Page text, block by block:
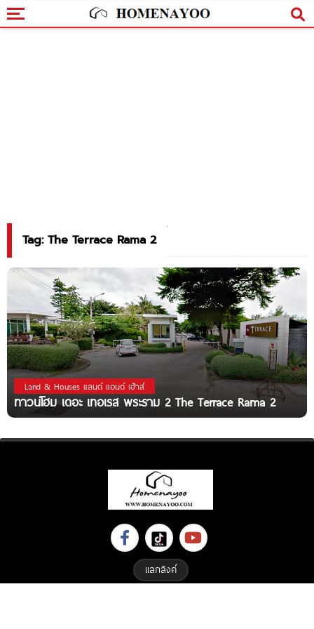
Tag: The Terrace Rama 2
Land & Houses แลนด์ แอนด์ เฮ้าส์
ทาวน์โฮม เดอะ เทอเรส พระราม 2 The Terrace Rama 2
แลกลิงค์